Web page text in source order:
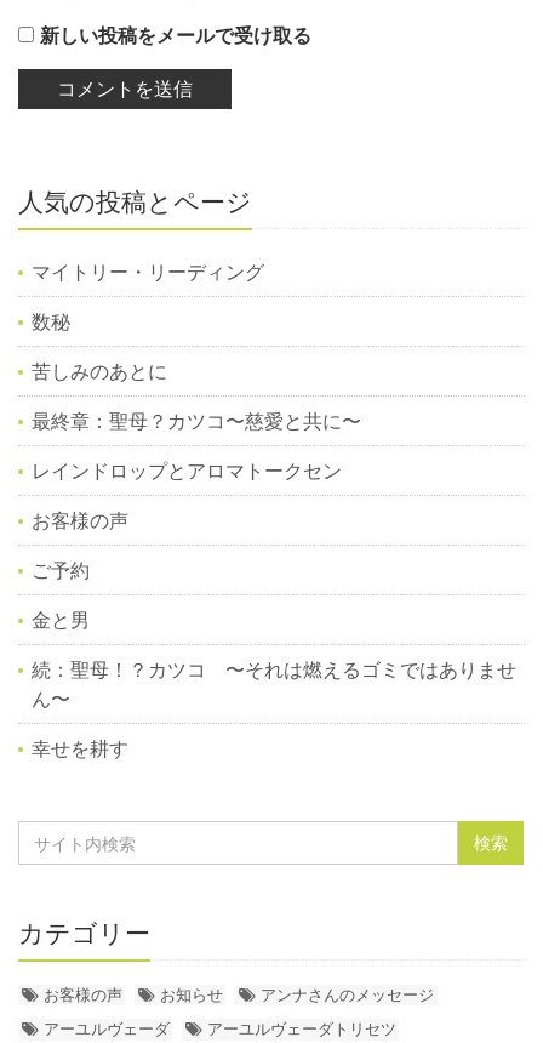
新しい投稿をメールで受け取る
人気の投稿とページ
マイトリー・リーディング
数秘
苦しみのあとに
最終章：聖母？カツコ〜慈愛と共に〜
レインドロップとアロマトークセン
お客様の声
ご予約
金と男
続：聖母！？カツコ 〜それは燃えるゴミではありませ
ん〜
幸せを耕す
カテゴリー
お客様の声 お知らせ
アンナさんのメッセージ
アーユルヴェーダ
アーユルヴェーダトリセツ